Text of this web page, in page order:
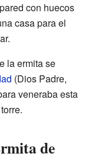
con huecos
casa para el
la ermita se
(Dios Padre,
veneraba esta
de